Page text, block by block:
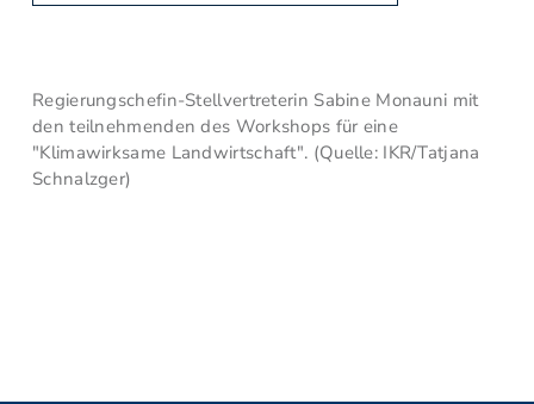
Regierungschefin-Stellvertreterin Sabine Monauni mit
den teilnehmenden des Workshops für eine
"Klimawirksame Landwirtschaft". (Quelle: IKR/Tatjana
Schnalzger)